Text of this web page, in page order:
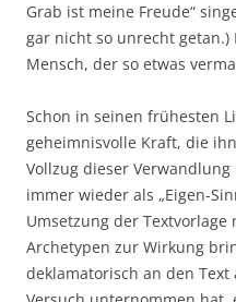
Grab ist meine Freude“
gar nicht so unrecht
Mensch, der so etwas
Schon in seinen frühesten
geheimnisvolle Kraft, die
Vollzug dieser
immer wieder als „Eigen-
Umsetzung der
Archetypen zur Wirkung
deklamatorisch an den